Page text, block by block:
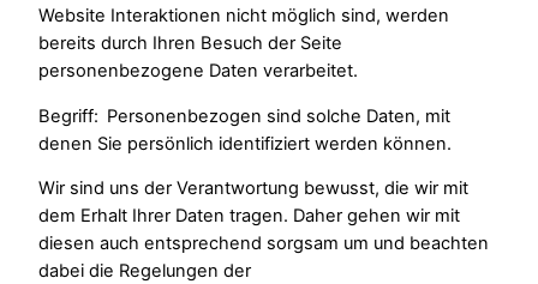
Website Interaktionen nicht möglich sind, werden
bereits durch Ihren Besuch der Seite
personenbezogene Daten verarbeitet.
Begriff: Personenbezogen sind solche Daten, mit
denen Sie persönlich identifiziert werden können.
Wir sind uns der Verantwortung bewusst, die wir mit
dem Erhalt Ihrer Daten tragen. Daher gehen wir mit
diesen auch entsprechend sorgsam um und beachten
dabei die Regelungen der